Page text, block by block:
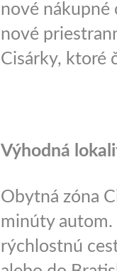
nové nákupné
nové
Cisárky, ktoré
Výhodná
Obytná zóna
minúty autom.
rýchlostnú